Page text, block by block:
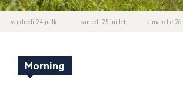
vendredi 24 juillet samedi 25 juillet dimanche
Morning